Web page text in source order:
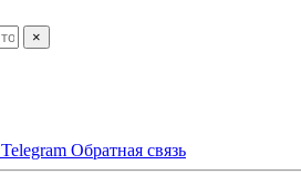
×
Telegram Обратная связь